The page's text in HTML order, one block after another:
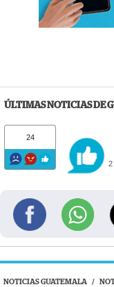
ÚLTIMAS NOTICIAS DE
24
2
NOTICIAS GUATEMALA /